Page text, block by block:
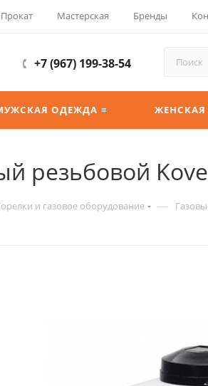
Прокат Мастерская Бренды
+7 (967) 199-38-54
ОДЕЖДА ≡
резьбовой
и газовое оборудование —